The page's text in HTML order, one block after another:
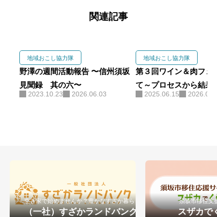
関連記事
地域おこし協力隊
野澤の週間活動報告 〜信州須坂
見聞録 其の六〜
2023.10.23 2026.06.03
地域おこし協力隊
第３回ワイン＆肉フェ
て～プロセスから結果
2025.06.15
空き家で始めませんか？豊かなすざか暮らし
（一社）すざかランドバンク
須坂市移住支
スザカで